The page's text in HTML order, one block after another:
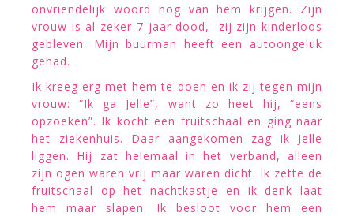
onvriendelijk woord nog van hem krijgen. Zijn
vrouw is al zeker 7 jaar dood, zij zijn kinderloos
gebleven. Mijn buurman heeft een autoongeluk
gehad.
Ik kreeg erg met hem te doen en ik zij tegen mijn
vrouw: “Ik ga Jelle”, want zo heet hij, “eens
opzoeken”. Ik kocht een fruitschaal en ging naar
het ziekenhuis. Daar aangekomen zag ik Jelle
liggen. Hij zat helemaal in het verband, alleen
zijn ogen waren vrij maar waren dicht. Ik zette de
fruitschaal op het nachtkastje en ik denk laat
hem maar slapen. Ik besloot voor hem een